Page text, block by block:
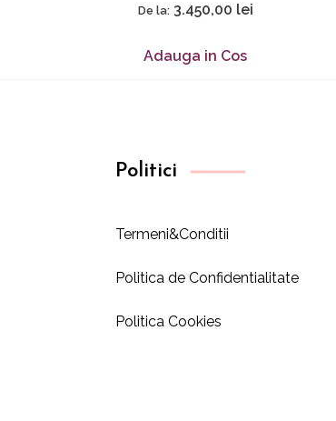
De la: 3.450,00 lei
Adauga in Cos
Politici
Termeni&Conditii
Politica de Confidentialitate
Politica Cookies